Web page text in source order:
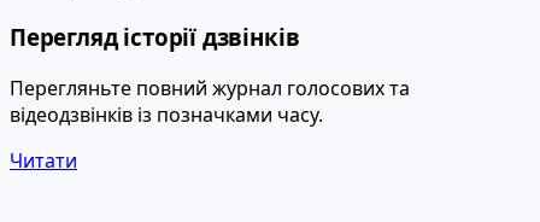
Перегляд історії дзвінків
Перегляньте повний журнал голосових та
відеодзвінків із позначками часу.
Читати